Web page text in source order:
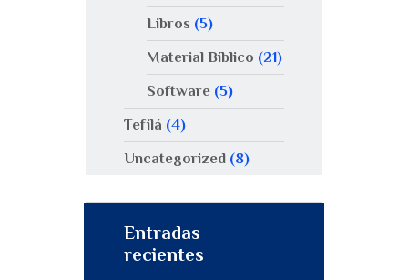
Libros (5)
Material Bíblico (21)
Software(5)
Tefilá (4)
Uncategorized (8)
Entradas
recientes